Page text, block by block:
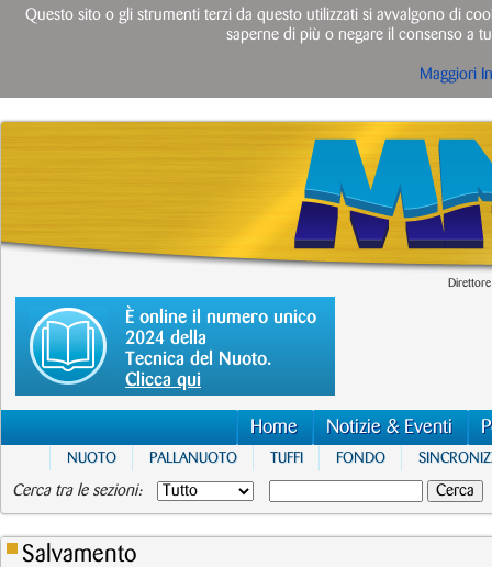
È online il numero unico
2024 della
Tecnica del Nuoto.
Clicca qui
Home Notizie & Eventi
NUOTO PALLANUOTO TUFFI FONDO
Cerca tra le sezioni:
Salvamento
Questo sito o gli strumenti terzi da questo utilizzati si avvalgono di
saperne di più o negare il consenso a
Maggiori